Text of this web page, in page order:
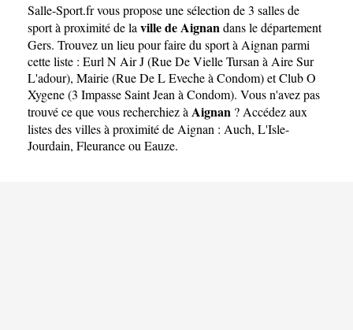
Salle-Sport.frvous propose une sélection de 3 salles de
sport à proximité de la ville de Aignandans le département
Gers. Trouvez un lieu pour faire du sport à Aignan parmi
cette liste : Eurl N Air J (Rue De Vielle Tursan à Aire Sur
L'adour), Mairie (Rue De L Eveche à Condom)etClub O
Xygene (3 Impasse Saint Jean à Condom). Vous n'avez pas
trouvé ce que vous recherchiez à Aignan ? Accédez aux
listes des villes à proximité de Aignan : Auch, L'Isle-
Jourdain, Fleuranceou Eauze.